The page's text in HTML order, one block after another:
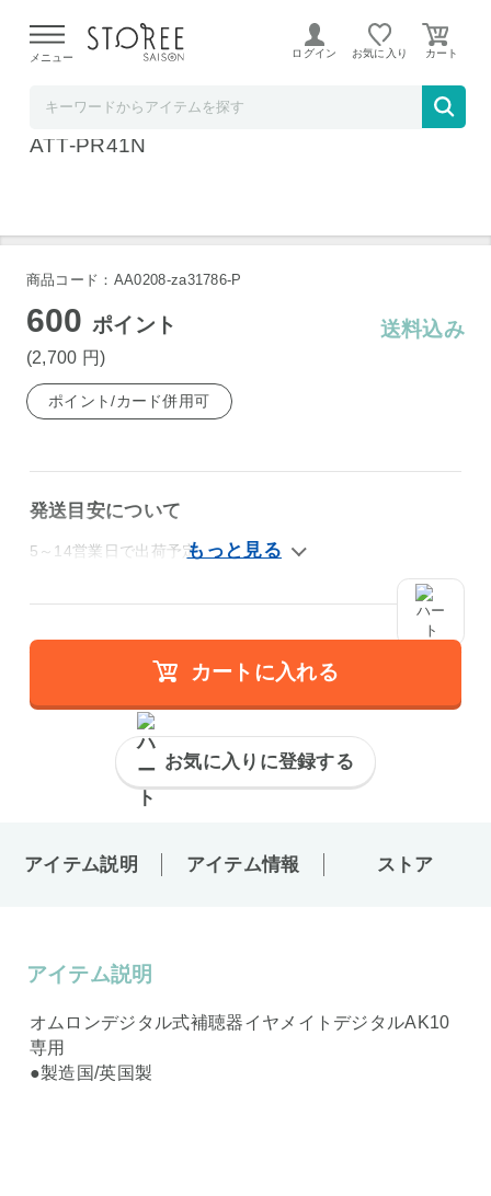
よる配送遅延が発生しております。
メニュー ログイン お気に入り
イヤメイトデジタル AK10専用電池 8個 AK-B
ATT-PR41N
商品コード：AA0208-za31786-P
600ポイント
(2,700 円)
送料込み
ポイント/カード併用可
発送目安について
5～14営業日で出荷予定
カートに入れる
お気に入りに登録する
アイテム説明 アイテム情報 ストア
アイテム説明
オムロンデジタル式補聴器イヤメイトデジタルAK10
専用
●製造国/英国製